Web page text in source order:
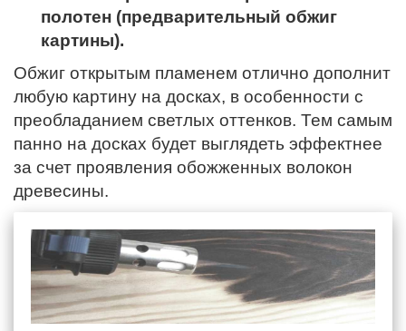
полотен (предварительный обжиг
картины).
Обжиг открытым пламенем отлично дополнит
любую картину на досках, в особенности с
преобладанием светлых оттенков. Тем самым
панно на досках будет выглядеть эффектнее
за счет проявления обожженных волокон
древесины.